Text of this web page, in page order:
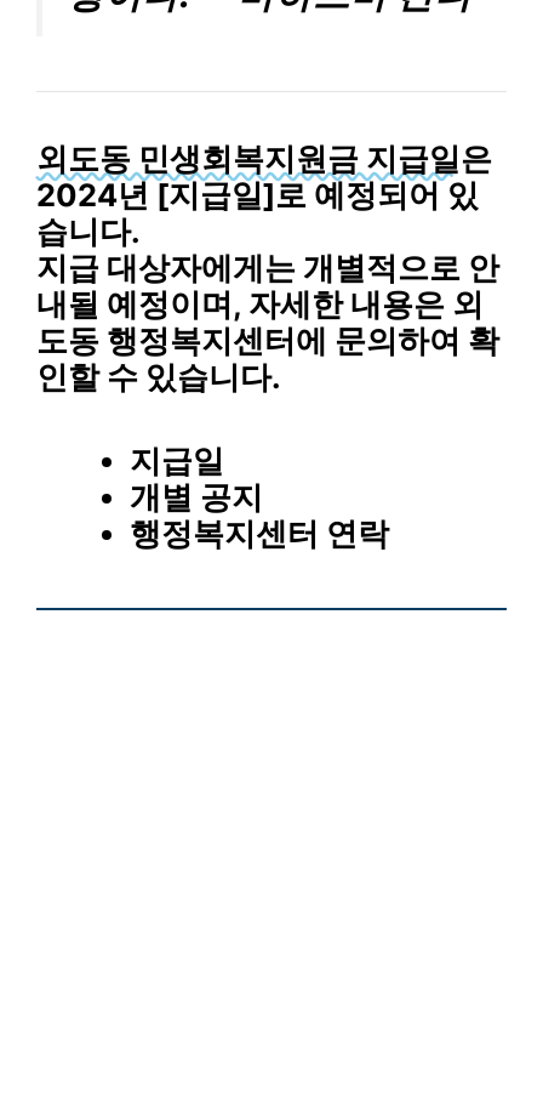
외도동 민생회복지원금 지급일은
2024년 [지급일]로 예정되어 있
습니다.
지급 대상자에게는 개별적으로 안
내될 예정이며, 자세한 내용은 외
도동 행정복지센터에 문의하여 확
인할 수 있습니다.
지급일
개별 공지
행정복지센터 연락